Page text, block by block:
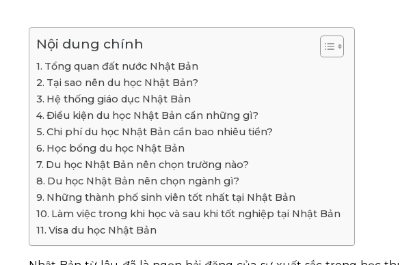
Nội dung chính
Tổng quan đất nước Nhật Bản
Tại sao nên du học Nhật Bản?
Hệ thống giáo dục Nhật Bản
Điều kiện du học Nhật Bản cần những gì?
Chi phí du học Nhật Bản cần bao nhiêu tiền?
Học bổng du học Nhật Bản
Du học Nhật Bản nên chọn trường nào?
Du học Nhật Bản nên chọn ngành gì?
Những thành phố sinh viên tốt nhất tại Nhật Bản
Làm việc trong khi học và sau khi tốt nghiệp tại Nhật Bản
Visa du học Nhật Bản